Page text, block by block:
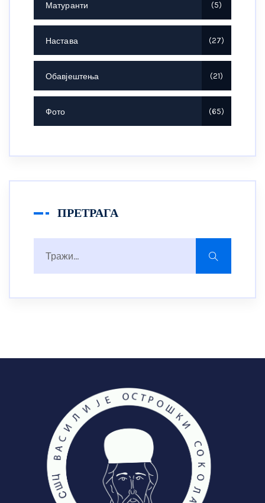
Матуранти 5
Настава 27
Обавјештења 21
Фото 65
ПРЕТРАГА